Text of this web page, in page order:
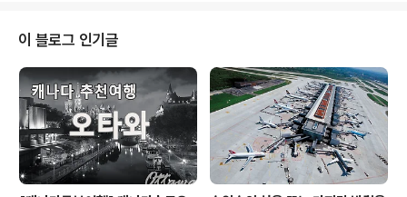
만 단독으로 판매하는 레어템이라는 거죠 ^^소쿠리패스는 오르세 미술관 입장
권 공식판매처입니다. 오르세 미술관 ( Orsay Museum ) 오르세 미술관은 1
900년 오르세역으로 ..
이 블로그 인기글